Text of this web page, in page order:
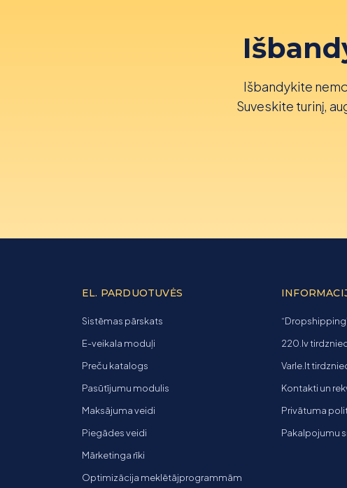
Išbandykite
Suveskite turinį,
EL. PARDUOTUVĖS
Sistēmas pārskats
E-veikala moduļi
Preču katalogs
Pasūtījumu modulis
Maksājuma veidi
Piegādes veidi
Mārketinga rīki
Optimizācija meklētājprogrammām
220.lv
Varle.lt
Kontakti un
Privātuma
Pakalpojumu